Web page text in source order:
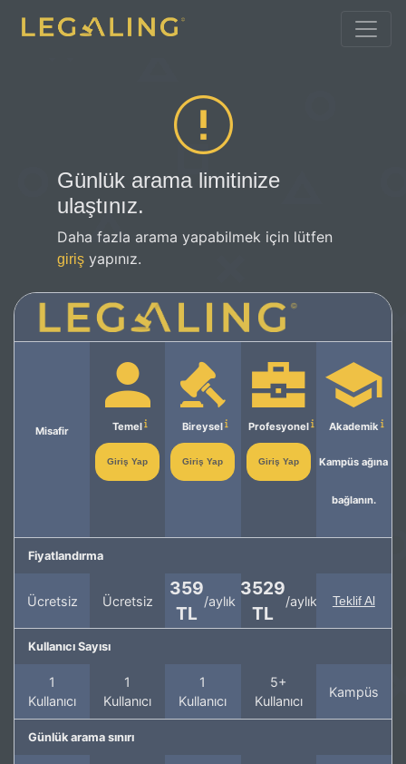
Günlük arama limitinize
ulaştınız.
Daha fazla arama yapabilmek için lütfen
giriş yapınız.
Misafir Temel
Giriş Yap
Bireysel
Giriş Yap
Profesyonel
Giriş Yap
Akademik
Kampüs ağına
bağlanın.
Fiyatlandırma
Ücretsiz Ücretsiz
359
TL
/aylık
3529
TL
/aylık Teklif Al
Kullanıcı Sayısı
1
Kullanıcı
1
Kullanıcı
1
Kullanıcı
5+
Kullanıcı
Kampüs
Günlük arama sınırı